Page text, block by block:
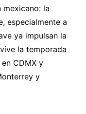
mexicano: la
especialmente a
ya impulsan la
la temporada
CDMX y
y